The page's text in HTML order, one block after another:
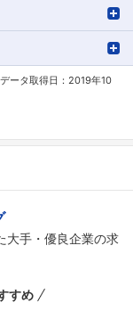
ータ取得日：2019年10
大手・優良企業の求
すめ